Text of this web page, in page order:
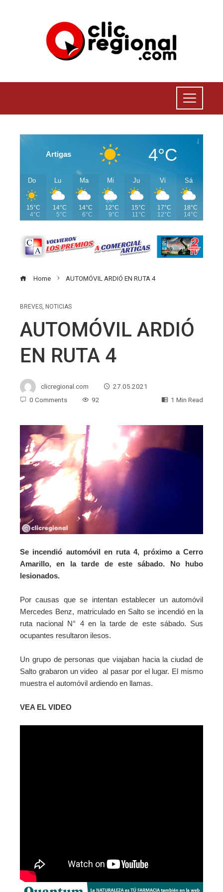
Artigas 4°C
Do
15°C
4°C
Lu
14°C
5°C
Ma
14°C
6°C
Mi
12°C
9°C
Ju
15°C
11°C
Vi
17°C
12°C
Sá
18°C
14°C
Home AUTOMÓVIL ARDIÓ EN RUTA 4
BREVES, NOTICIAS
AUTOMÓVIL ARDIÓ
EN RUTA 4
clicregional.com
27.05.2021
0 Comments
92 1 Min Read
Se incendió automóvil en ruta 4, próximo a Cerro
Amarillo, en la tarde de este sábado. No hubo
lesionados.
Por causas que se intentan establecer un automóvil
Mercedes Benz, matriculado en Salto se incendió en la
ruta nacional N° 4 en la tarde de este sábado. Sus
ocupantes resultaron ilesos.
Un grupo de personas que viajaban hacia la ciudad de
Salto grabaron un video al pasar por el lugar. El mismo
muestra el automóvil ardiendo en llamas.
VEA EL VIDEO